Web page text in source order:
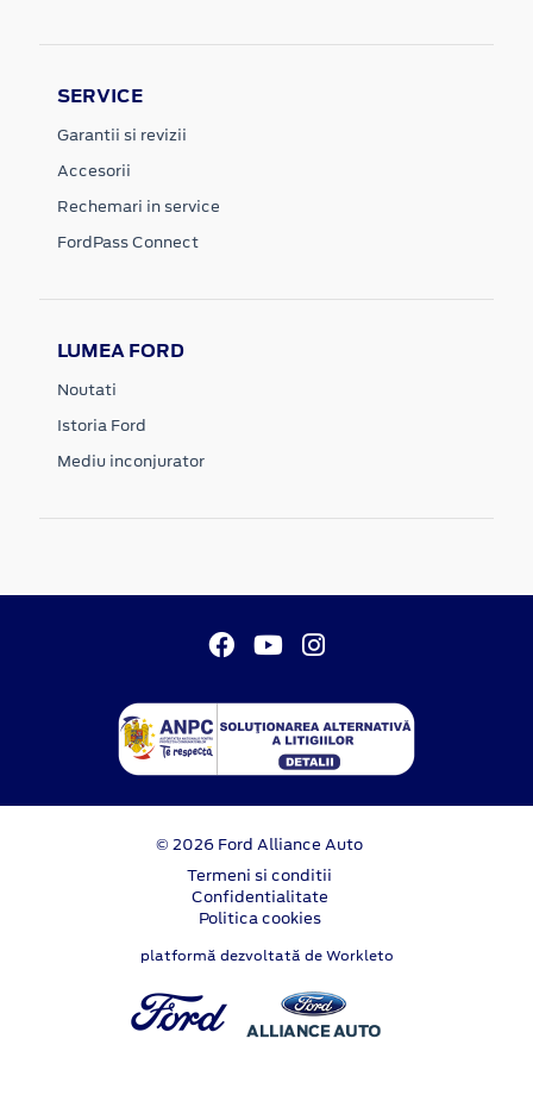
SERVICE
Garantii si revizii
Accesorii
Rechemari in service
FordPass Connect
LUMEA FORD
Noutati
Istoria Ford
Mediu inconjurator
© 2026 Ford Alliance Auto
Termeni si conditii
Confidentialitate
Politica cookies
platformă dezvoltată de Workleto